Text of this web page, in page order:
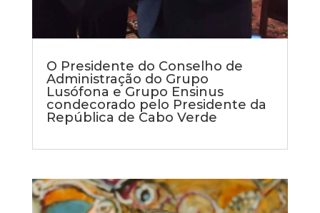
O Presidente do Conselho de
Administração do Grupo
Lusófona e Grupo Ensinus
condecorado pelo Presidente da
República de Cabo Verde